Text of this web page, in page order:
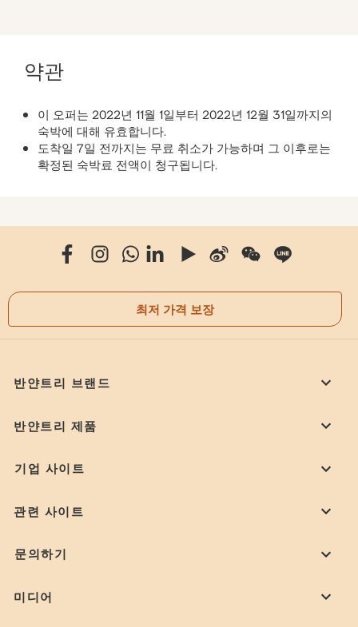
약관
이 오퍼는 2022년 11월 1일부터 2022년 12월 31일까지의
숙박에 대해 유효합니다.
도착일 7일 전까지는 무료 취소가 가능하며 그 이후로는
확정된 숙박료 전액이 청구됩니다.
최저 가격 보장
반얀트리 브랜드
반얀트리 제품
기업 사이트
관련 사이트
문의하기
미디어